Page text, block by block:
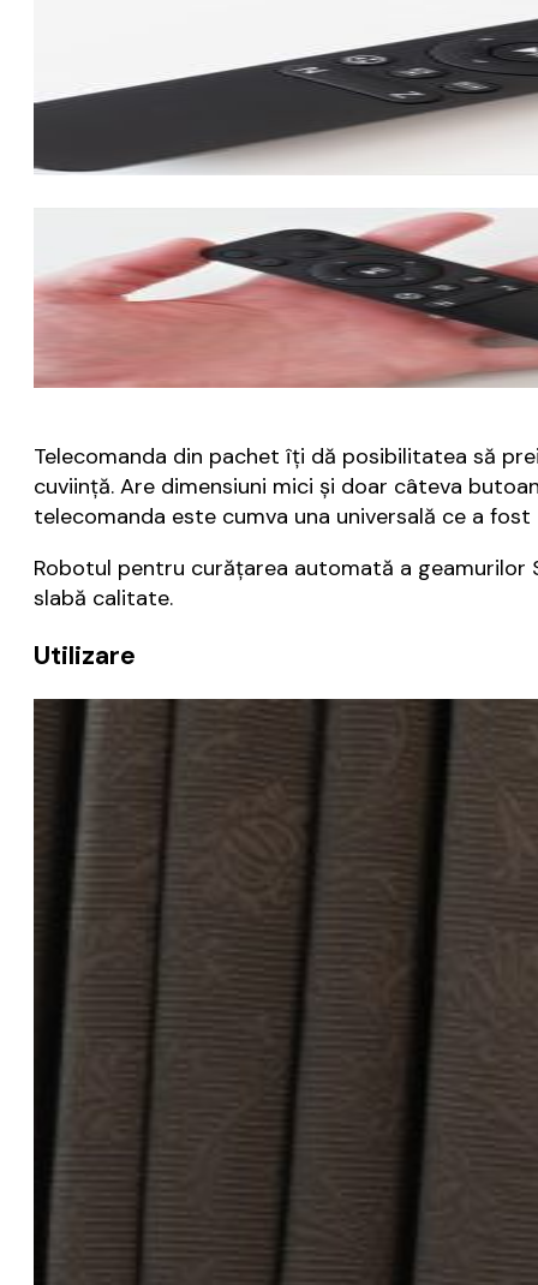
Telecomanda din pachet îți dă posibilitatea să
cuviință. Are dimensiuni mici și doar câteva
telecomanda este cumva una universală ce a
Robotul pentru curățarea automată a geamurilor
slabă calitate.
Utilizare